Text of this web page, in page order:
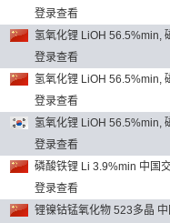
登录查看
氢氧化锂 LiOH 56.5%min,
登录查看
氢氧化锂 LiOH 56.5%min,
登录查看
氢氧化锂 LiOH 56.5%min,
登录查看
磷酸铁锂 Li 3.9%min 中国
登录查看
锂镍钴锰氧化物 523多晶 中